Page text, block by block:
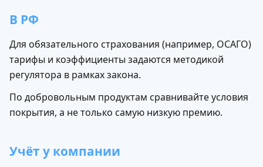
В РФ
Для обязательного страхования (например, ОСАГО)
тарифы и коэффициенты задаются методикой
регулятора в рамках закона.
По добровольным продуктам сравнивайте условия
покрытия, а не только самую низкую премию.
Учёт у компании